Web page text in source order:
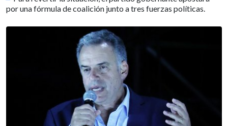
por una fórmula de coalición junto a tres fuerzas políticas.